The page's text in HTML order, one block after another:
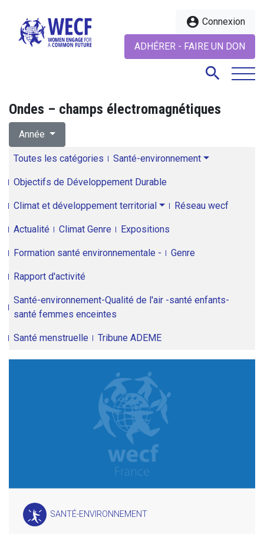
account_circle Connexion
ADHÉRER - FAIRE UN DON
search
Ondes – champs électromagnétiques
Année
Toutes les catégories Santé-environnement
Objectifs de Développement Durable
Climat et développement territorial Réseau wecf
Actualité Climat Genre Expositions
Formation santé environnementale - Genre
Rapport d'activité
Santé-environnement-Qualité de l'air -santé enfants-
santé femmes enceintes
Santé menstruelle Tribune ADEME
SANTÉ-ENVIRONNEMENT